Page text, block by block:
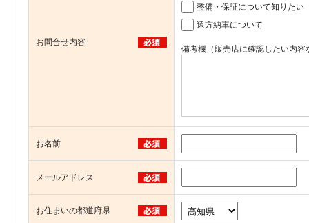
お問合せ内容
整備・保証について知りたい
遠方納車について
備考欄（販売店に確認したい内
お名前
メールアドレス
お住まいの都道府県